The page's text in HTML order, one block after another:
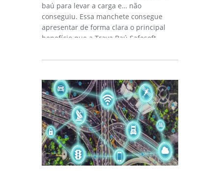
baú para levar a carga e… não
conseguiu. Essa manchete consegue
apresentar de forma clara o principal
benefício que a Trava Baú Safesoft...